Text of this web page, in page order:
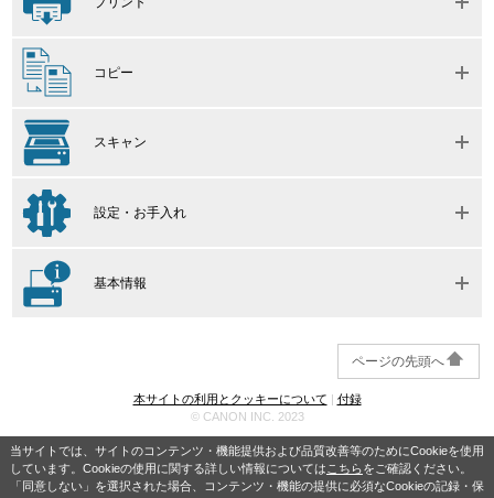
当サイトでは、サイトのコンテンツ・機能提供および品質改善等のためにCookieを使用
しています。Cookieの使用に関する詳しい情報については こちらをご確認ください。
「同意しない」を選択された場合、コンテンツ・機能の提供に必須なCookieの記録・保
コピー
スキャン
設定・お手入れ
基本情報
ページの先頭へ
本サイトの利用とクッキーについて | 付録
© CANON INC. 2023